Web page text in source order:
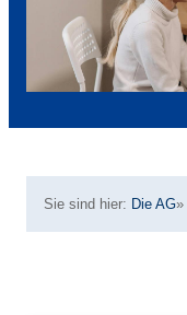
Sie sind hier: Die AG»